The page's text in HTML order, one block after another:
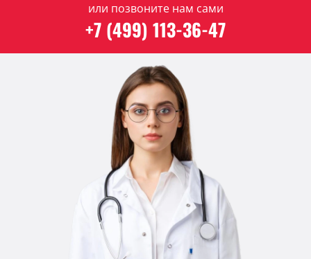
или позвоните нам сами
+7 (499) 113-36-47